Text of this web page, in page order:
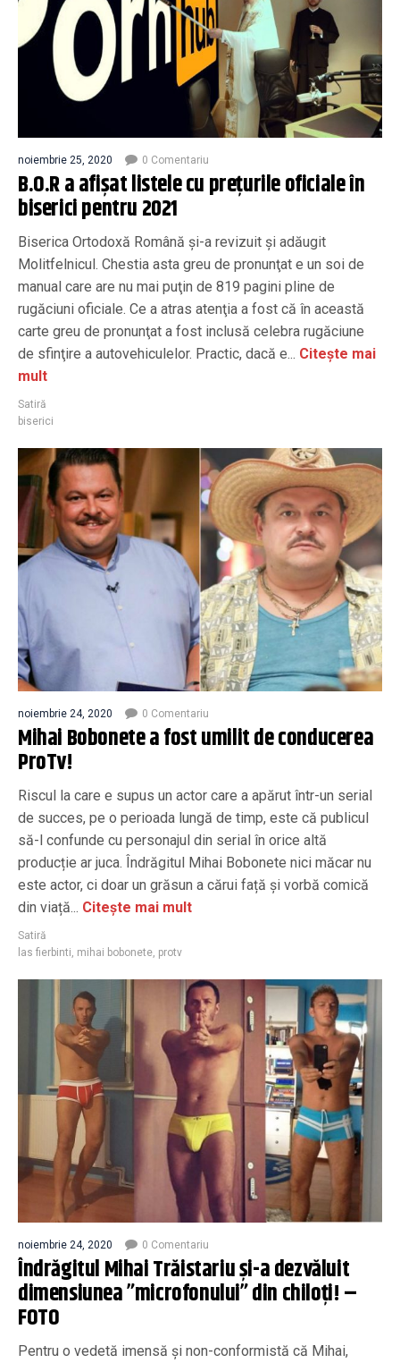
noiembrie 25, 2020 0 Comentariu
B.O.R a afişat listele cu preţurile oficiale în
biserici pentru 2021
Biserica Ortodoxă Română şi-a revizuit şi adăugit
Molitfelnicul. Chestia asta greu de pronunţat e un soi de
manual care are nu mai puţin de 819 pagini pline de
rugăciuni oficiale. Ce a atras atenţia a fost că în această
carte greu de pronunţat a fost inclusă celebra rugăciune
de sfinţire a autovehiculelor. Practic, dacă e... Citește mai
mult
Satiră
biserici
noiembrie 24, 2020 0 Comentariu
Mihai Bobonete a fost umilit de conducerea
ProTv!
Riscul la care e supus un actor care a apărut într-un serial
de succes, pe o perioada lungă de timp, este că publicul
să-l confunde cu personajul din serial în orice altă
producție ar juca. Îndrăgitul Mihai Bobonete nici măcar nu
este actor, ci doar un grăsun a cărui față și vorbă comică
din viață... Citește mai mult
Satiră
las fierbinti, mihai bobonete, protv
noiembrie 24, 2020 0 Comentariu
Îndrăgitul Mihai Trăistariu şi-a dezvăluit
dimensiunea ”microfonului” din chiloţi! –
FOTO
Pentru o vedetă imensă și non-conformistă că Mihai,